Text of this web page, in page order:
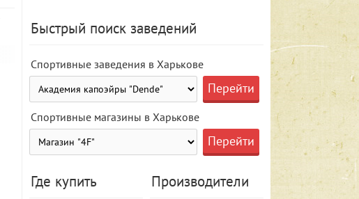
Быстрый поиск заведений
Спортивные заведения в Харькове
Спортивные магазины в Харькове
Где купить Производители